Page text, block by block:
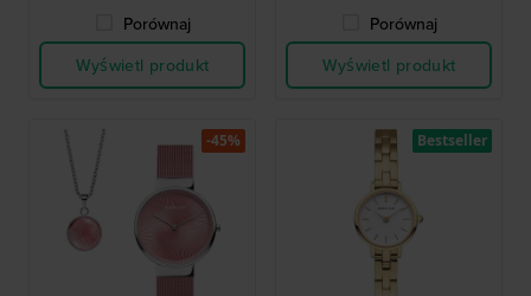
Porównaj
Wyświetl produkt
Porównaj
Wyświetl produkt
-45% Bestseller